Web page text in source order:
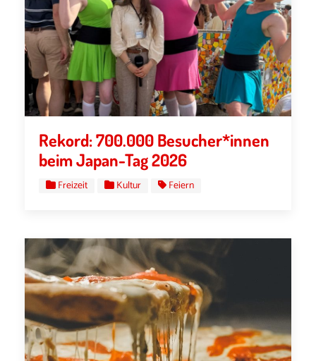
Rekord: 700.000 Besucher*innen
beim Japan-Tag 2026
Freizeit Kultur Feiern